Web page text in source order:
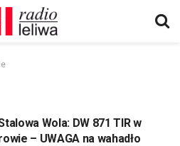
Wola: DW 871 TIR w
– UWAGA na wahadło